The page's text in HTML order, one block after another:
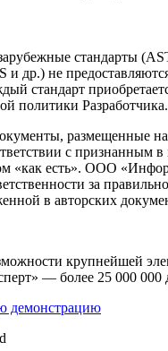
стандарты
др.) не
стандарт
политики Разработчика.
размещенные на
с признанным
«как есть». ООО
за
в авторских
крупнейшей
— более 25 000 000
демонстрацию